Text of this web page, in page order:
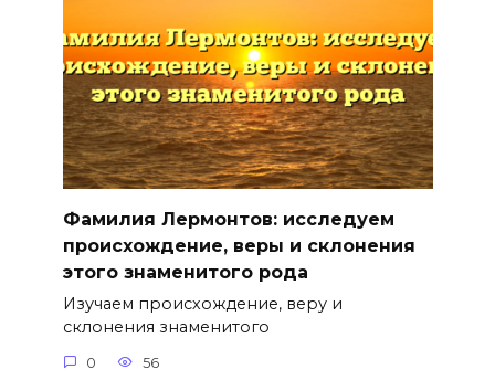
Фамилия Лермонтов: исследуем
происхождение, веры и склонения
этого знаменитого рода
Изучаем происхождение, веру и
склонения знаменитого
0 56